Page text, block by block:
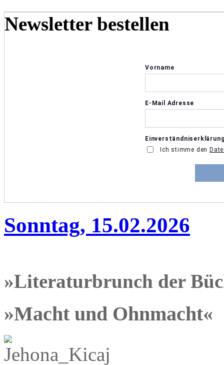
Newsletter bestellen
Sonntag, 15.02.2026
»Literaturbrunch der
»Macht und Ohnmacht«